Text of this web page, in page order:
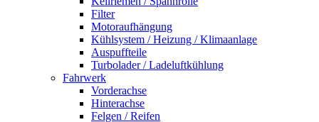
Filter
Motoraufhängung
Kühlsystem / Heizung / Klimaanlage
Auspuffteile
Turbolader / Ladeluftkühlung
Fahrwerk
Vorderachse
Hinterachse
Felgen / Reifen